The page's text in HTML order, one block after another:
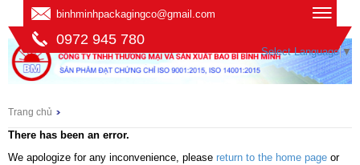
binhminhpackagingco@gmail.com
0972 945 780
Select Language ▼
Trang chủ
There has been an error.
We apologize for any inconvenience, please return to the home page or